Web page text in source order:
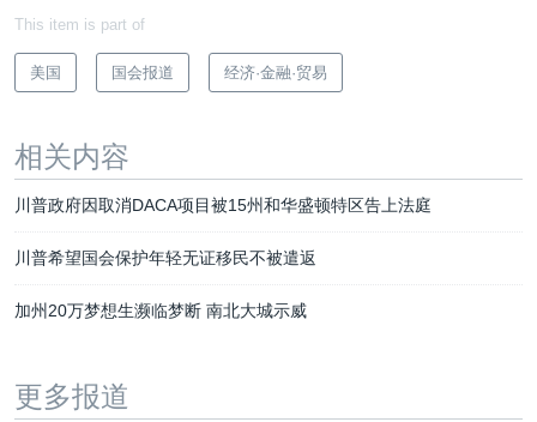
This item is part of
美国 国会报道 经济·金融·贸易
相关内容
川普政府因取消DACA项目被15州和华盛顿特区告上法庭
川普希望国会保护年轻无证移民不被遣返
加州20万梦想生濒临梦断 南北大城示威
更多报道